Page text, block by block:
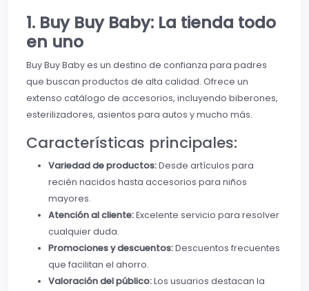
1. Buy Buy Baby: La tienda todo
en uno
Buy Buy Baby es un destino de confianza para padres
que buscan productos de alta calidad. Ofrece un
extenso catálogo de accesorios, incluyendo biberones,
esterilizadores, asientos para autos y mucho más.
Características principales:
Variedad de productos:Desde artículos para
recién nacidos hasta accesorios para niños
mayores.
Atención al cliente:Excelente servicio para resolver
cualquier duda.
Promociones y descuentos:Descuentos frecuentes
que facilitan el ahorro.
Valoración del público:Los usuarios destacan la